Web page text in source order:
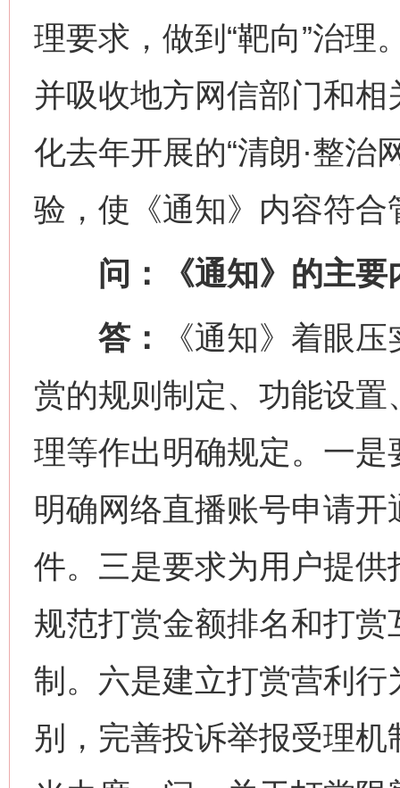
理要求，做到“靶向”治理
并吸收地方网信部门和
化去年开展的“清朗·整治
验，使《通知》内容符
问：《通知》的主要
答：
《通知》着眼
赏的规则制定、功能设
理等作出明确规定。一
明确网络直播账号申请
件。三是要求为用户提
规范打赏金额排名和打
制。六是建立打赏营利
别，完善投诉举报受理